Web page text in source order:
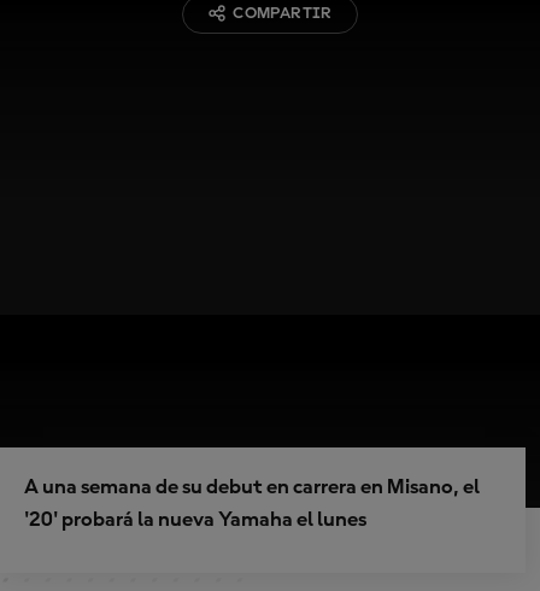
COMPARTIR
A una semana de su debut en carrera en Misano, el
'20' probará la nueva Yamaha el lunes